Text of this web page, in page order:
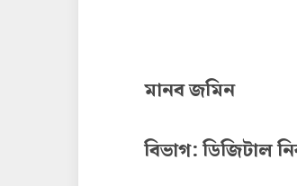
মানব জমিন
বিভাগ: ডিজিটাল